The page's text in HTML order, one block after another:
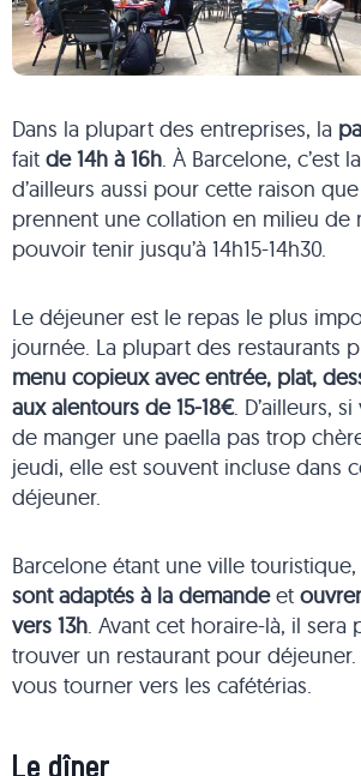
Dans la plupart des entreprises, la
fait de 14h à 16h. À Barcelone, c’est
d’ailleurs aussi pour cette raison
prennent une collation en milieu de
pouvoir tenir jusqu’à 14h15-14h30.
Le déjeuner est le repas le plus
journée. La plupart des restaurants
menu copieux avec entrée, plat,
aux alentours de 15-18€. D’ailleurs,
de manger une paella pas trop
jeudi, elle est souvent incluse dans
déjeuner.
Barcelone étant une ville touristique,
sont adaptés à la demandeet
vers 13h. Avant cet horaire-là, il sera
trouver un restaurant pour
vous tourner vers les cafétérias.
Le dîner